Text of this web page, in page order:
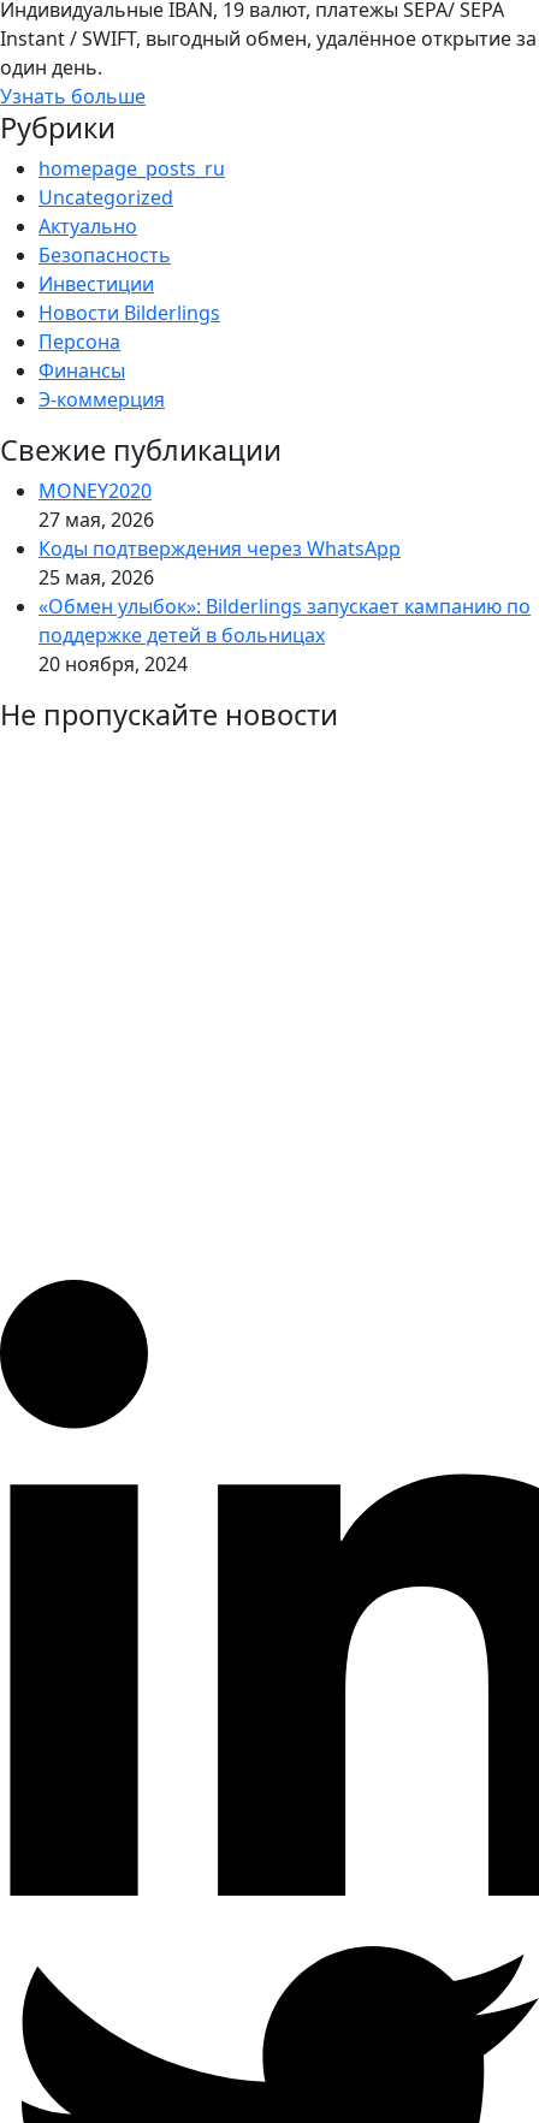
Индивидуальные IBAN, 19 валют, платежы SEPA/ SEPA
Instant / SWIFT, выгодный обмен, удалённое открытие за
один день.
Узнать больше
Рубрики
homepage_posts_ru
Uncategorized
Актуально
Безопасность
Инвестиции
Новости Bilderlings
Персона
Финансы
Э-коммерция
Свежие публикации
MONEY2020
27 мая, 2026
Коды подтверждения через WhatsApp
25 мая, 2026
«Обмен улыбок»: Bilderlings запускает кампанию по
поддержке детей в больницах
20 ноября, 2024
Не пропускайте новости